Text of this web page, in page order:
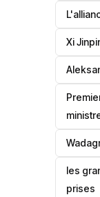
Xi
les
prises